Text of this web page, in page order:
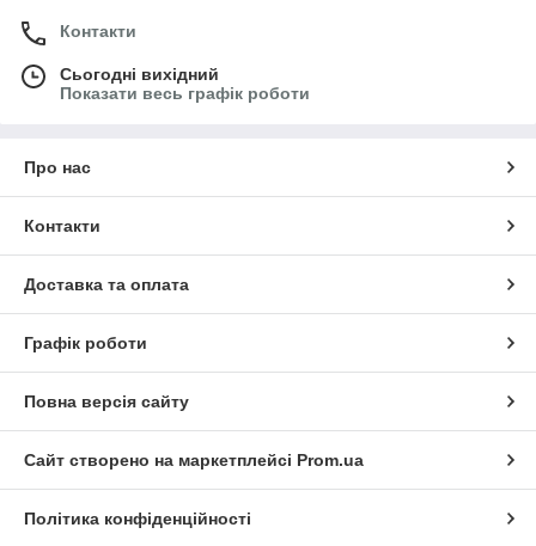
Контакти
Сьогодні вихідний
Показати весь графік роботи
Про нас
Контакти
Доставка та оплата
Графік роботи
Повна версія сайту
Сайт створено на маркетплейсі Prom.ua
Політика конфіденційності